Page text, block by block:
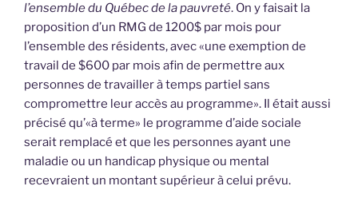
l’ensemble du Québec de la pauvreté. On y faisait la
proposition d’un RMG de 1200$ par mois pour
l’ensemble des résidents, avec «une exemption de
travail de $600 par mois afin de permettre aux
personnes de travailler à temps partiel sans
compromettre leur accès au programme». Il était aussi
précisé qu’«à terme» le programme d’aide sociale
serait remplacé et que les personnes ayant une
maladie ou un handicap physique ou mental
recevraient un montant supérieur à celui prévu.